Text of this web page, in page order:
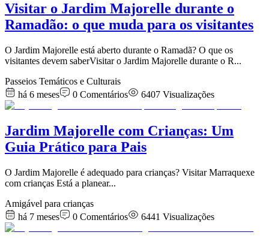
Visitar o Jardim Majorelle durante o
Ramadão: o que muda para os visitantes
O Jardim Majorelle está aberto durante o Ramadã? O que os
visitantes devem saberVisitar o Jardim Majorelle durante o R...
Passeios Temáticos e Culturais
há 6 meses
0 Comentários 6407 Visualizações
Jardim Majorelle com Crianças: Um
Guia Prático para Pais
O Jardim Majorelle é adequado para crianças? Visitar Marraquexe
com crianças Está a planear...
Amigável para crianças
há 7 meses
0 Comentários 6441 Visualizações